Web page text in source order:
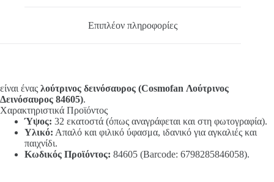
Επιπλέον πληροφορίες
είναι ένας λούτρινος δεινόσαυρος (Cosmofan Λούτρινος
Δεινόσαυρος 84605).
Χαρακτηριστικά Προϊόντος
Ύψος: 32 εκατοστά (όπως αναγράφεται και στη φωτογραφία).
Υλικό: Απαλό και φιλικό ύφασμα, ιδανικό για αγκαλιές και
παιχνίδι.
Κωδικός Προϊόντος: 84605 (Barcode: 6798285846058).